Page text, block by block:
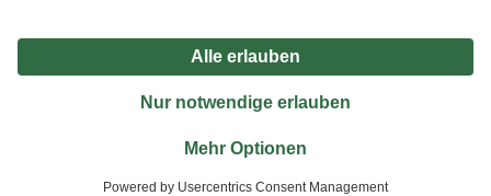
Privatsphäre Impressum
Nutzungsbedingungen
Widerrufsrecht
Vertrag widerrufen
© 2026 toom Baumarkt GmbH